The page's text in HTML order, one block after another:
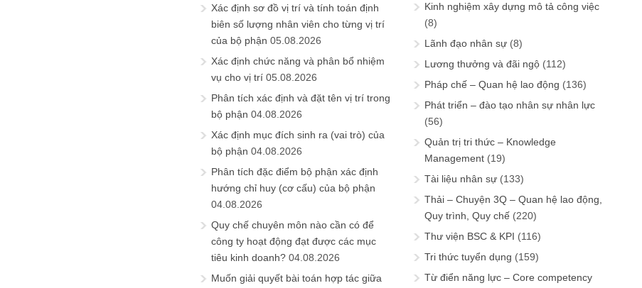
Xác định sơ đồ vị trí và tính toán định
biên số lượng nhân viên cho từng vị trí
của bộ phận 05.08.2026
Xác định chức năng và phân bổ nhiệm
vụ cho vị trí 05.08.2026
Phân tích xác định và đặt tên vị trí trong
bộ phận 04.08.2026
Xác định mục đích sinh ra (vai trò) của
bộ phận 04.08.2026
Phân tích đặc điểm bộ phận xác định
hướng chỉ huy (cơ cấu) của bộ phận
04.08.2026
Quy chế chuyên môn nào cần có để
công ty hoạt động đạt được các mục
tiêu kinh doanh? 04.08.2026
Muốn giải quyết bài toán hợp tác giữa
Kinh nghiệm xây dựng mô tả công việc
(8)
Lãnh đạo nhân sự (8)
Lương thưởng và đãi ngộ (112)
Pháp chế – Quan hệ lao động (136)
Phát triển – đào tạo nhân sự nhân lực
(56)
Quản trị tri thức – Knowledge
Management (19)
Tài liệu nhân sự (133)
Thải – Chuyện 3Q – Quan hệ lao động,
Quy trình, Quy chế (220)
Thư viện BSC & KPI (116)
Tri thức tuyển dụng (159)
Từ điển năng lực – Core competency